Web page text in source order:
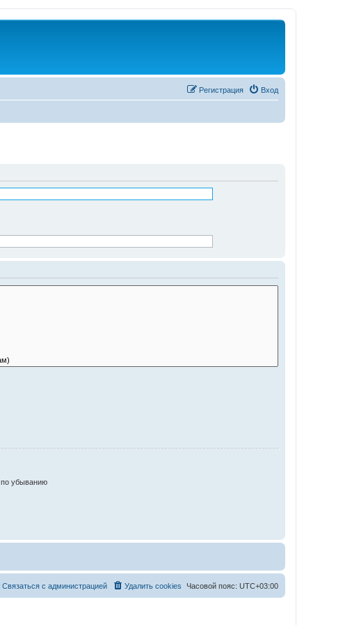
Вход
Регистрация
по убыванию
Часовой пояс: UTC+03:00
Удалить cookies
Связаться с администрацией